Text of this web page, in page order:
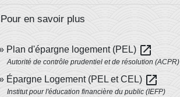
Pour en savoir plus
Plan d'épargne logement (PEL) open_in_new
Autorité de contrôle prudentiel et de résolution (ACPR)
Épargne Logement (PEL et CEL) open_in_new
Institut pour l'éducation financière du public (IEFP)